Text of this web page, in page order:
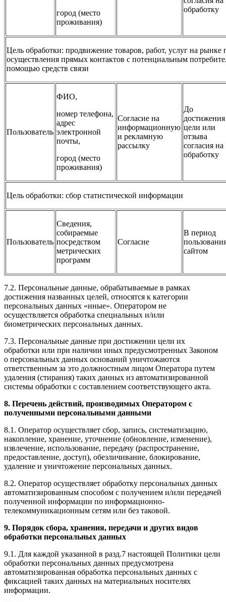
город (место
проживания)
обработку
Цель обработки: продвижение товаров, работ, услуг на рынке
осуществления прямых контактов с потенциальным
помощью средств связи
Пользователь
ФИО,
номер телефона,
адрес
электронной
почты,
город (место
проживания)
Согласие на
информационную
и рекламную
рассылку
До
достижения
цели или
отзыва
согласия на
обработку
Цель обработки: сбор статистической информации
Пользователь
Сведения,
собираемые
посредством
метрических
программ
Согласие
В период
сайтом
7.2. Персональные данные, обрабатываемые в рамках
достижения названных целей, относятся к категории
персональных данных «иные». Оператором не
осуществляется обработка специальных и/или
биометрических персональных данных.
7.3. Персональные данные при достижении цели их
обработки или при наличии иных предусмотренных Законом
о персональных данных оснований уничтожаются
ответственным за это должностным лицом Оператора путем
удаления (стирания) таких данных из автоматизированной
системы обработки с составлением соответствующего акта.
8. Перечень действий, производимых Оператором с
полученными персональными данными
8.1. Оператор осуществляет сбор, запись, систематизацию,
накопление, хранение, уточнение (обновление, изменение),
извлечение, использование, передачу (распространение,
предоставление, доступ), обезличивание, блокирование,
удаление и уничтожение персональных данных.
8.2. Оператор осуществляет обработку персональных данных
автоматизированным способом с получением и/или передачей
полученной информации по информационно-
телекоммуникационным сетям или без таковой.
9. Порядок сбора, хранения, передачи и других видов
обработки персональных данных
9.1. Для каждой указанной в разд.7 настоящей Политики цели
обработки персональных данных предусмотрена
автоматизированная обработка персональных данных с
фиксацией таких данных на материальных носителях
информации.